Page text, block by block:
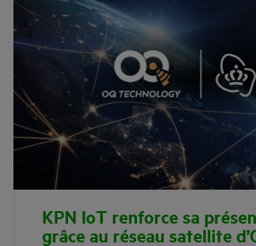
KPN IoT renforce sa
grâce au réseau satellite